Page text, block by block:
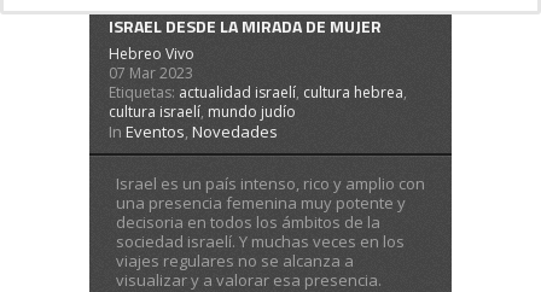
ISRAEL DESDE LA MIRADA DE MUJER
Hebreo Vivo
07 Mar 2023
Etiquetas: actualidad israelí, cultura hebrea,
cultura israelí, mundo judío
In Eventos,Novedades
Israel es un país intenso, rico y amplio con
una presencia femenina muy potente y
decisoria en todos los ámbitos de la
sociedad israelí. Y muchas veces en los
viajes regulares no se alcanza a
visualizar y a valorar esa presencia.